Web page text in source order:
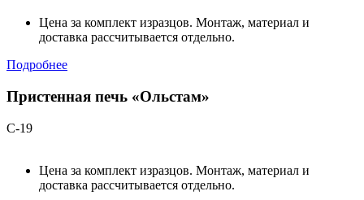
Цена за комплект изразцов. Монтаж, материал и
доставка рассчитывается отдельно.
Подробнее
Пристенная печь «Ольстам»
С-19
Цена за комплект изразцов. Монтаж, материал и
доставка рассчитывается отдельно.